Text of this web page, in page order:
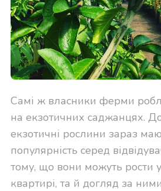
Самі ж власники ферми
на екзотичних саджанцях. До
екзотичні рослини зараз
популярність серед
тому, що вони можуть рости
квартирі, та й догляд за